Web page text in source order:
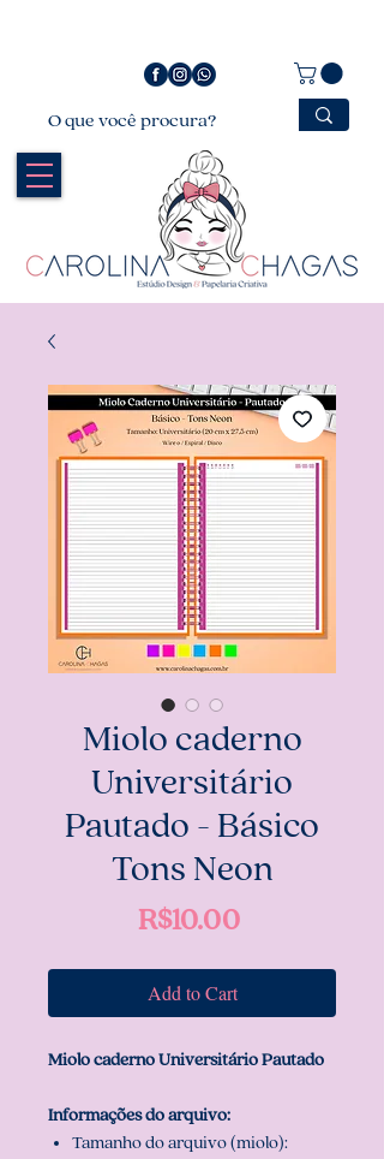
Miolo caderno
Universitário
Pautado - Básico
Tons Neon
R$10.00Price
Add to Cart
Miolo caderno Universitário Pautado
Informações do arquivo:
Tamanho do arquivo (miolo):